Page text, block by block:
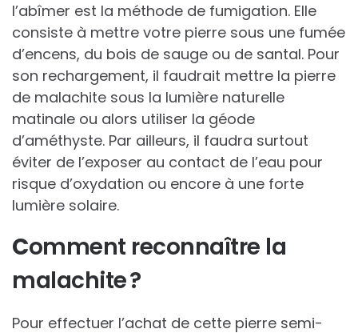
l’abîmer est la méthode de fumigation. Elle
consiste à mettre votre pierre sous une fumée
d’encens, du bois de sauge ou de santal. Pour
son rechargement, il faudrait mettre la pierre
de malachite sous la lumière naturelle
matinale ou alors utiliser la géode
d’améthyste. Par ailleurs, il faudra surtout
éviter de l’exposer au contact de l’eau pour
risque d’oxydation ou encore à une forte
lumière solaire.
Comment reconnaître la
malachite ?
Pour effectuer l’achat de cette pierre semi-